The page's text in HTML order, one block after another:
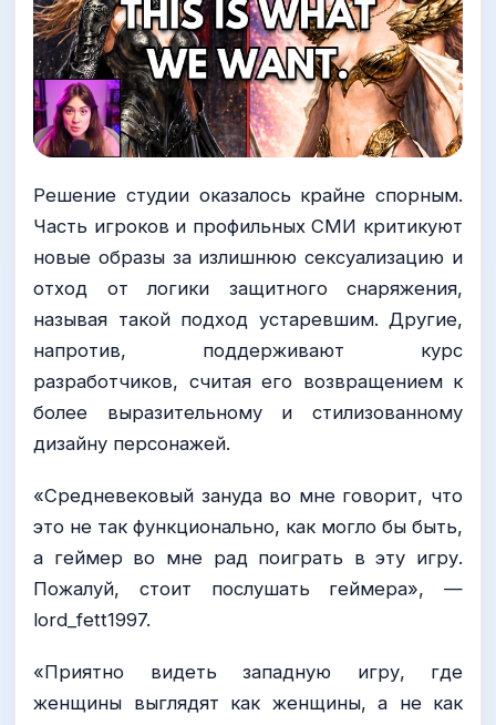
Решение студии оказалось крайне спорным.
Часть игроков и профильных СМИ критикуют
новые образы за излишнюю сексуализацию и
отход от логики защитного снаряжения,
называя такой подход устаревшим. Другие,
напротив, поддерживают курс
разработчиков, считая его возвращением к
более выразительному и стилизованному
дизайну персонажей.
«Средневековый зануда во мне говорит, что
это не так функционально, как могло бы быть,
а геймер во мне рад поиграть в эту игру.
Пожалуй, стоит послушать геймера», —
lord_fett1997.
«Приятно видеть западную игру, где
женщины выглядят как женщины, а не как